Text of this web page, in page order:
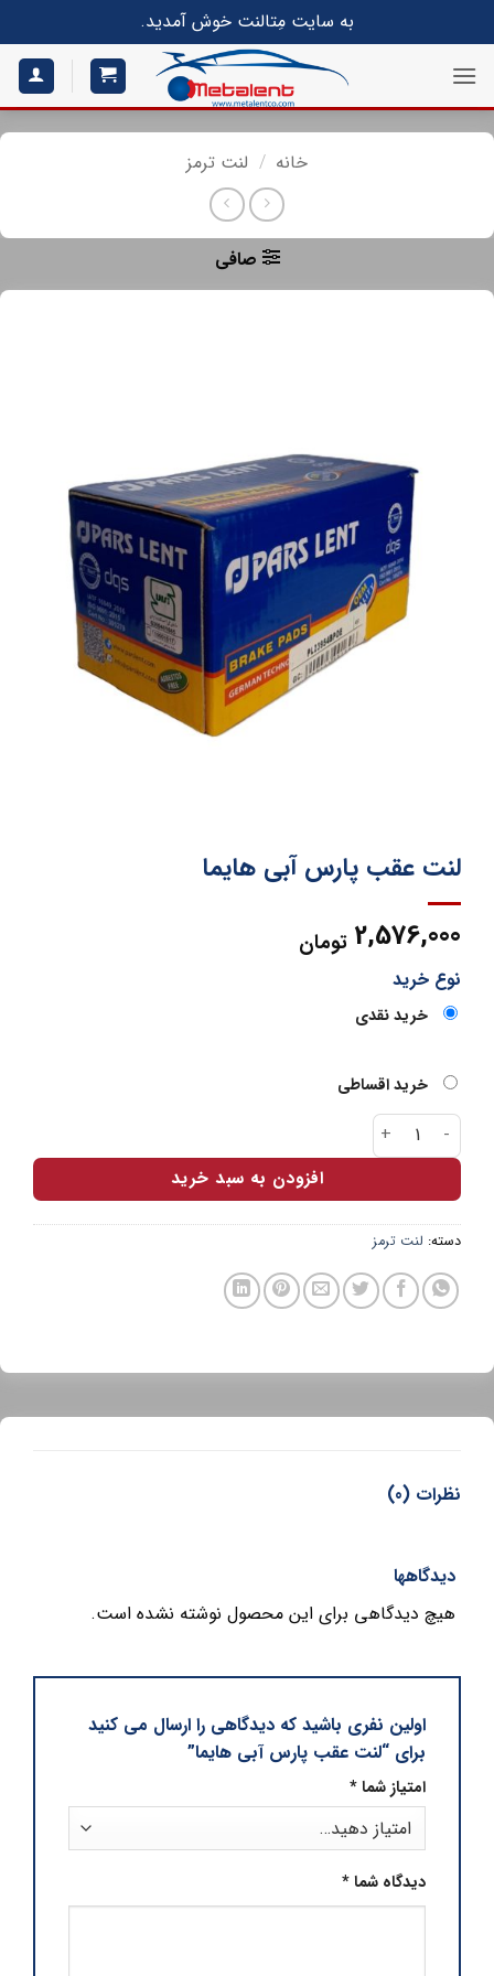
به سایت مِتالنت خوش آمدید.
خانه / لنت ترمز
صافی
لنت عقب پارس آبی هایما
2,576,000 تومان
نوع خرید
خرید نقدی
خرید اقساطی
لنت عقب پارس آبی هایما عدد
افزودن به سبد خرید
دسته:لنت ترمز
نظرات (0)
دیدگاهها
هیچ دیدگاهی برای این محصول نوشته نشده است.
اولین نفری باشید که دیدگاهی را ارسال می کنید
برای “لنت عقب پارس آبی هایما”
امتیاز شما*
دیدگاه شما*